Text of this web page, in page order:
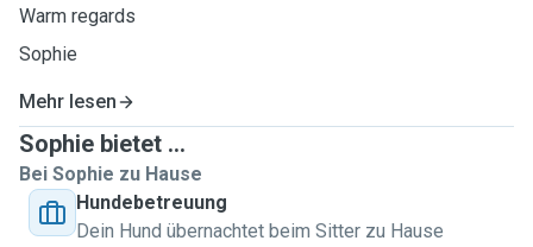
Warm regards
Sophie
Mehr lesen
Sophie bietet ...
Bei Sophie zu Hause
Hundebetreuung
Dein Hund übernachtet beim Sitter zu Hause